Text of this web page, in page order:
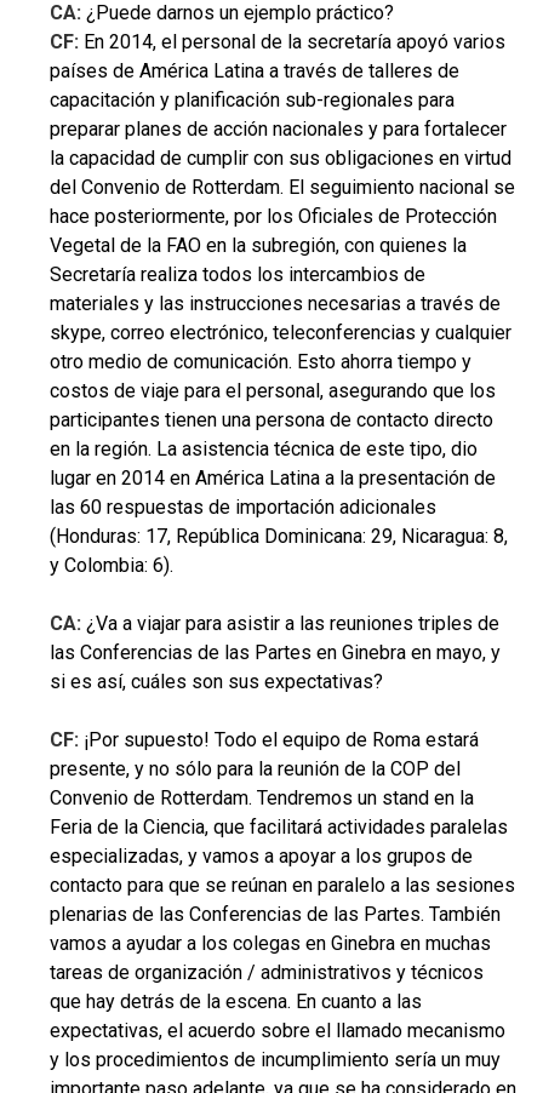
CA: ¿Puede darnos un ejemplo práctico?
CF: En 2014, el personal de la secretaría apoyó varios
países de América Latina a través de talleres de
capacitación y planificación sub-regionales para
preparar planes de acción nacionales y para fortalecer
la capacidad de cumplir con sus obligaciones en virtud
del Convenio de Rotterdam. El seguimiento nacional se
hace posteriormente, por los Oficiales de Protección
Vegetal de la FAO en la subregión, con quienes la
Secretaría realiza todos los intercambios de
materiales y las instrucciones necesarias a través de
skype, correo electrónico, teleconferencias y cualquier
otro medio de comunicación. Esto ahorra tiempo y
costos de viaje para el personal, asegurando que los
participantes tienen una persona de contacto directo
en la región. La asistencia técnica de este tipo, dio
lugar en 2014 en América Latina a la presentación de
las 60 respuestas de importación adicionales
(Honduras: 17, República Dominicana: 29, Nicaragua: 8,
y Colombia: 6).
CA: ¿Va a viajar para asistir a las reuniones triples de
las Conferencias de las Partes en Ginebra en mayo, y
si es así, cuáles son sus expectativas?
CF: ¡Por supuesto! Todo el equipo de Roma estará
presente, y no sólo para la reunión de la COP del
Convenio de Rotterdam. Tendremos un stand en la
Feria de la Ciencia, que facilitará actividades paralelas
especializadas, y vamos a apoyar a los grupos de
contacto para que se reúnan en paralelo a las sesiones
plenarias de las Conferencias de las Partes. También
vamos a ayudar a los colegas en Ginebra en muchas
tareas de organización / administrativos y técnicos
que hay detrás de la escena. En cuanto a las
expectativas, el acuerdo sobre el llamado mecanismo
y los procedimientos de incumplimiento sería un muy